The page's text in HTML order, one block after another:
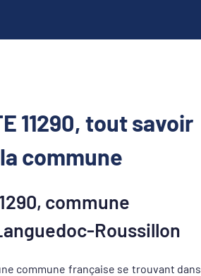
11290, tout savoir
commune
commune
Roussillon
commune française se trouvant dans